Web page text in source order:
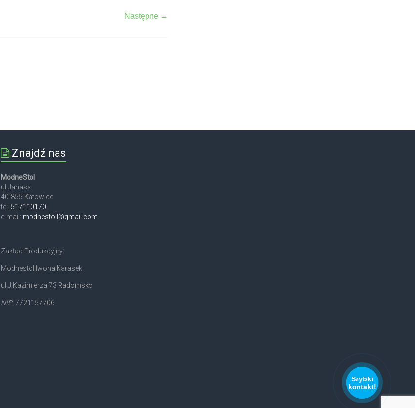
Następne →
Znajdź nas
ModneStol
ul.Janasa
40-855 Katowice
tel. 517110170
e-mail: modnestoll@gmail.com
Zakład Produkcyjny:
Modnestol Iwona Karasek
ul.J.Kazimierza 73 Radomsko
NIP. 7721157706
Szybki
kontakt!